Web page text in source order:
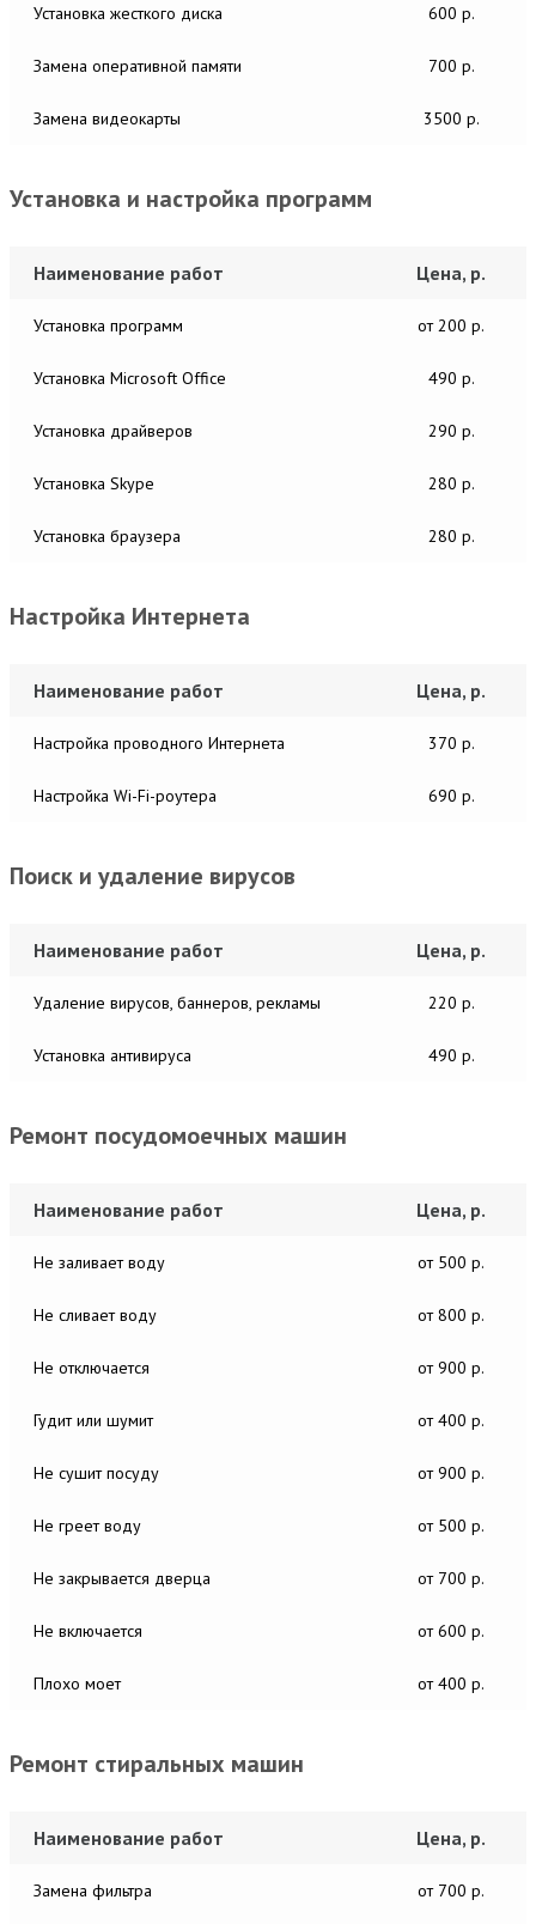
Установка жесткого диска 600 р.
Замена оперативной памяти 700 р.
Замена видеокарты 3500 р.
Установка и настройка программ
Наименование работ Цена, р.
Установка программ от 200 р.
Установка Microsoft Office 490 р.
Установка драйверов 290 р.
Установка Skype 280 р.
Установка браузера 280 р.
Настройка Интернета
Наименование работ Цена, р.
Настройка проводного Интернета 370 р.
Настройка Wi-Fi-роутера 690 р.
Поиск и удаление вирусов
Наименование работ Цена, р.
Удаление вирусов, баннеров, рекламы 220 р.
Установка антивируса 490 р.
Ремонт посудомоечных машин
Наименование работ Цена, р.
Не заливает воду от 500 р.
Не сливает воду от 800 р.
Не отключается от 900 р.
Гудит или шумит от 400 р.
Не сушит посуду от 900 р.
Не греет воду от 500 р.
Не закрывается дверца от 700 р.
Не включается от 600 р.
Плохо моет от 400 р.
Ремонт стиральных машин
Наименование работ Цена, р.
Замена фильтра от 700 р.